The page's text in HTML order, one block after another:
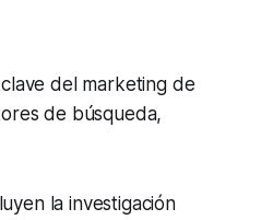
del marketing de
de búsqueda,
la investigación